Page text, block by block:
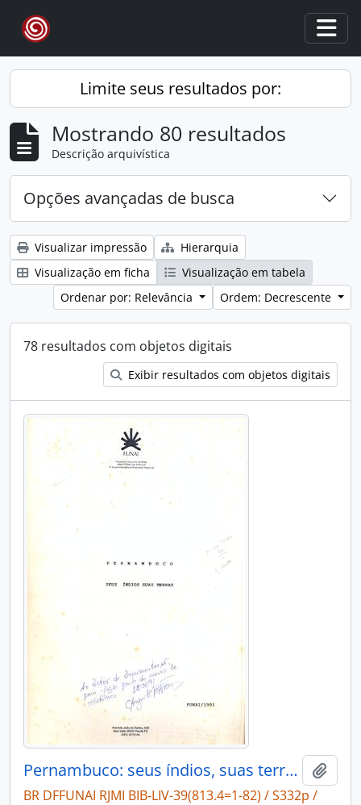
Skip to main content
Limite seus resultados por:
Mostrando 80 resultados
Descrição arquivística
Opções avançadas de busca
Visualizar impressão
Hierarquia
Visualização em ficha
Visualização em tabela
Ordenar por: Relevância
Ordem: Decrescente
78 resultados com objetos digitais
Exibir resultados com objetos digitais
Pernambuco: seus índios, suas terras.
BR DFFUNAI RJMI BIB-LIV-39(813.4=1-82) / S332p /